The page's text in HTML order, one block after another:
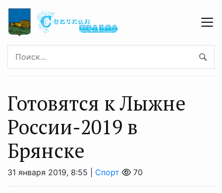
Готовятся к Лыжне
России-2019 в
Брянске
31 января 2019, 8:55 | Спорт 70